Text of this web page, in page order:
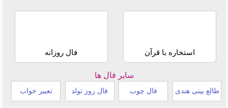
استخاره با قرآن فال روزانه
سایر فال ها
طالع بینی هندی فال چوب فال روز تولد تعبیر خواب